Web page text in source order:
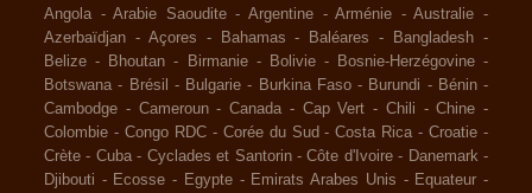
Angola -Arabie Saoudite -Argentine -Arménie -Australie -
Azerbaïdjan - Açores - Bahamas - Baléares - Bangladesh -
Belize - Bhoutan - Birmanie - Bolivie - Bosnie-Herzégovine -
Botswana - Brésil - Bulgarie - Burkina Faso - Burundi - Bénin -
Cambodge - Cameroun - Canada - Cap Vert - Chili -Chine -
Colombie - Congo RDC - Corée du Sud -Costa Rica -Croatie -
Crète - Cuba - Cyclades et Santorin -Côte d'Ivoire - Danemark -
Djibouti - Ecosse - Egypte - Emirats Arabes Unis - Equateur -